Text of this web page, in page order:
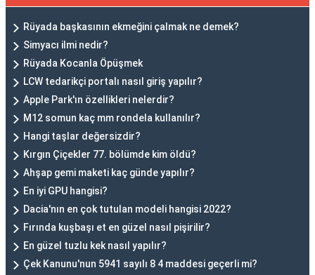
Rüyada başkasının ekmeğini çalmak ne demek?
Simyacı ilmi nedir?
Rüyada Kocanla Öpüşmek
LCW tedarikçi portalı nasıl giriş yapılır?
Apple Park'ın özellikleri nelerdir?
M12 somun kaç mm rondela kullanılır?
Hangi taşlar değersizdir?
Kırgın Çiçekler 77. bölümde kim öldü?
Ahşap gemi maketi kaç günde yapılır?
En iyi GPU hangisi?
Dacia'nın en çok tutulan modeli hangisi 2022?
Fırında kuşbaşı et en güzel nasıl pişirilir?
En güzel tuzlu kek nasıl yapılır?
Çek Kanunu'nun 5941 sayılı 8 4 maddesi geçerli mi?